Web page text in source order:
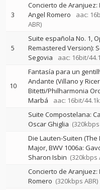
3
Concierto de Aranjuez:
Angel Romero
aac:
ABR)
5
Suite española No. 1,
Remastered Version):
Segovia
aac: 16bit/
10
Fantasía para un
Andante (Villano y
Bitetti/Philharmonia
Marbá
aac: 16bit/
Suite Compostelana:
Oscar Ghiglia (320kbps
Die Lauten-Suiten (The
Major, BWV 1006a:
Sharon Isbin (320kbps
Concierto de Aranjuez:
Romero (320kbps ABR)